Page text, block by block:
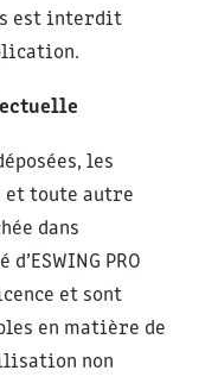
est interdit
les
et toute autre
dans
PRO
et sont
en matière de
non